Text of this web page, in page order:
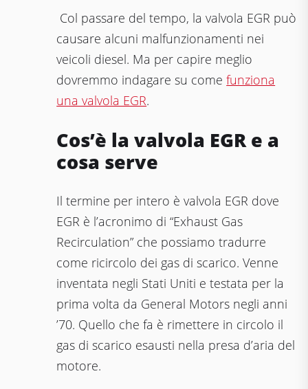
Col passare del tempo, la valvola EGR può
causare alcuni malfunzionamenti nei
veicoli diesel. Ma per capire meglio
dovremmo indagare su comefunziona
una valvola EGR.
Cos’è la valvola EGR e a
cosa serve
Il termine per intero è valvola EGR dove
EGR è l’acronimo di “Exhaust Gas
Recirculation” che possiamo tradurre
come ricircolo dei gas di scarico. Venne
inventata negli Stati Uniti e testata per la
prima volta da General Motors negli anni
’70. Quello che fa è rimettere in circolo il
gas di scarico esausti nella presa d’aria del
motore.